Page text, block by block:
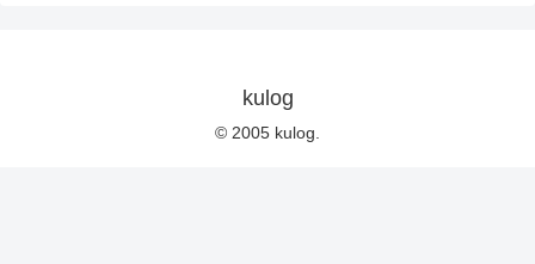
kulog
© 2005 kulog.